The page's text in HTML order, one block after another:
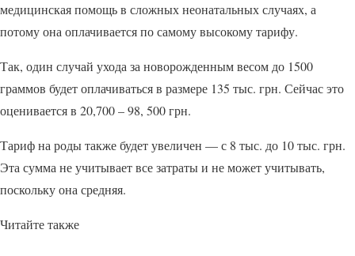
медицинская помощь в сложных неонатальных случаях, а
потому она оплачивается по самому высокому тарифу.
Так, один случай ухода за новорожденным весом до 1500
граммов будет оплачиваться в размере 135 тыс. грн. Сейчас это
оценивается в 20,700 – 98, 500 грн.
Тариф на роды также будет увеличен — с 8 тыс. до 10 тыс. грн.
Эта сумма не учитывает все затраты и не может учитывать,
поскольку она средняя.
Читайте также